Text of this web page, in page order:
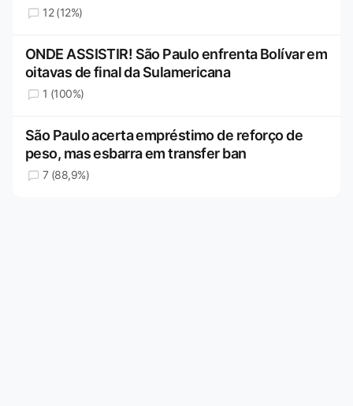
12 (12%)
ONDE ASSISTIR! São Paulo enfrenta Bolívar em
oitavas de final da Sulamericana
1 (100%)
São Paulo acerta empréstimo de reforço de
peso, mas esbarra em transfer ban
7 (88,9%)